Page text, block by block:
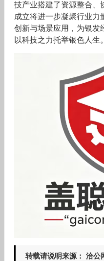
技产业搭建了资源整合、
成立将进一步凝聚行业力
创新与场景应用，为银发
以科技之力托举银色人生。
转载请说明来源： 洽